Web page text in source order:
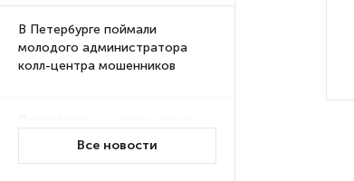
В Петербурге поймали
молодого администратора
колл-центра мошенников
оценили идею строительства
Все новости